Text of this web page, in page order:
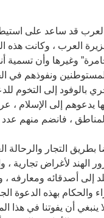
والعرب قد ساعد على
العرب ، وكانت هذه
وغيرها وأن
ونفوذهم في
بالوفود إلى التخوم
إلى الإسلام ،
، فانضم منهم عدد
التجار والرحالة
الهند لأغراض تجارية ،
إلى أصدقائه ومعارفه ،
والحكام بهذه الدعوة
ينبغي أن يفوتنا في